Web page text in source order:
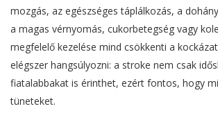
mozgás, az egészséges táplálkozás, a
a magas vérnyomás, cukorbetegség vagy
megfelelő kezelése mind csökkenti a
elégszer hangsúlyozni: a stroke nem csak
fiatalabbakat is érinthet, ezért fontos, hogy
tüneteket.